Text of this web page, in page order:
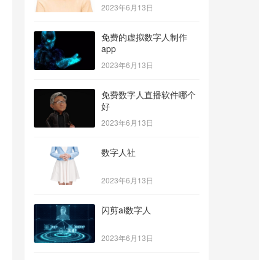
2023年6月13日
免费的虚拟数字人制作
app
2023年6月13日
免费数字人直播软件哪个
好
2023年6月13日
数字人社
2023年6月13日
闪剪ai数字人
2023年6月13日